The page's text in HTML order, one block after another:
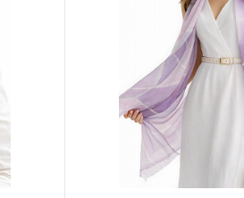
Другие варианты товара
1-2